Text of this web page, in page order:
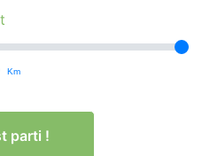
Km
parti !